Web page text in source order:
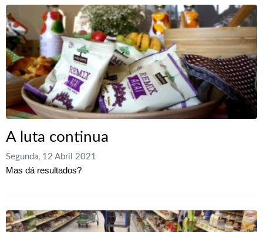
A luta continua
Segunda, 12 Abril 2021
Mas dá resultados?